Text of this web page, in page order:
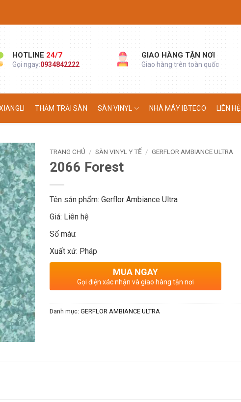
HOTLINE24/7
Gọi ngay:0934842222
GIAO HÀNG TẬN NƠI
Giao hàng trên toàn quốc
THẢM TRẢI SÀN SÀN VINYL NHÀ MÁY IBTECO LIÊN HỆ
TRANG CHỦ / SÀN VINYL Y TẾ / GERFLOR AMBIANCE ULTRA
2066 Forest
Tên sản phẩm: Gerflor Ambiance Ultra
Giá: Liên hệ
Số màu:
Xuất xứ: Pháp
MUA NGAY
Gọi điện xác nhận và giao hàng tận nơi
Danh mục: GERFLOR AMBIANCE ULTRA